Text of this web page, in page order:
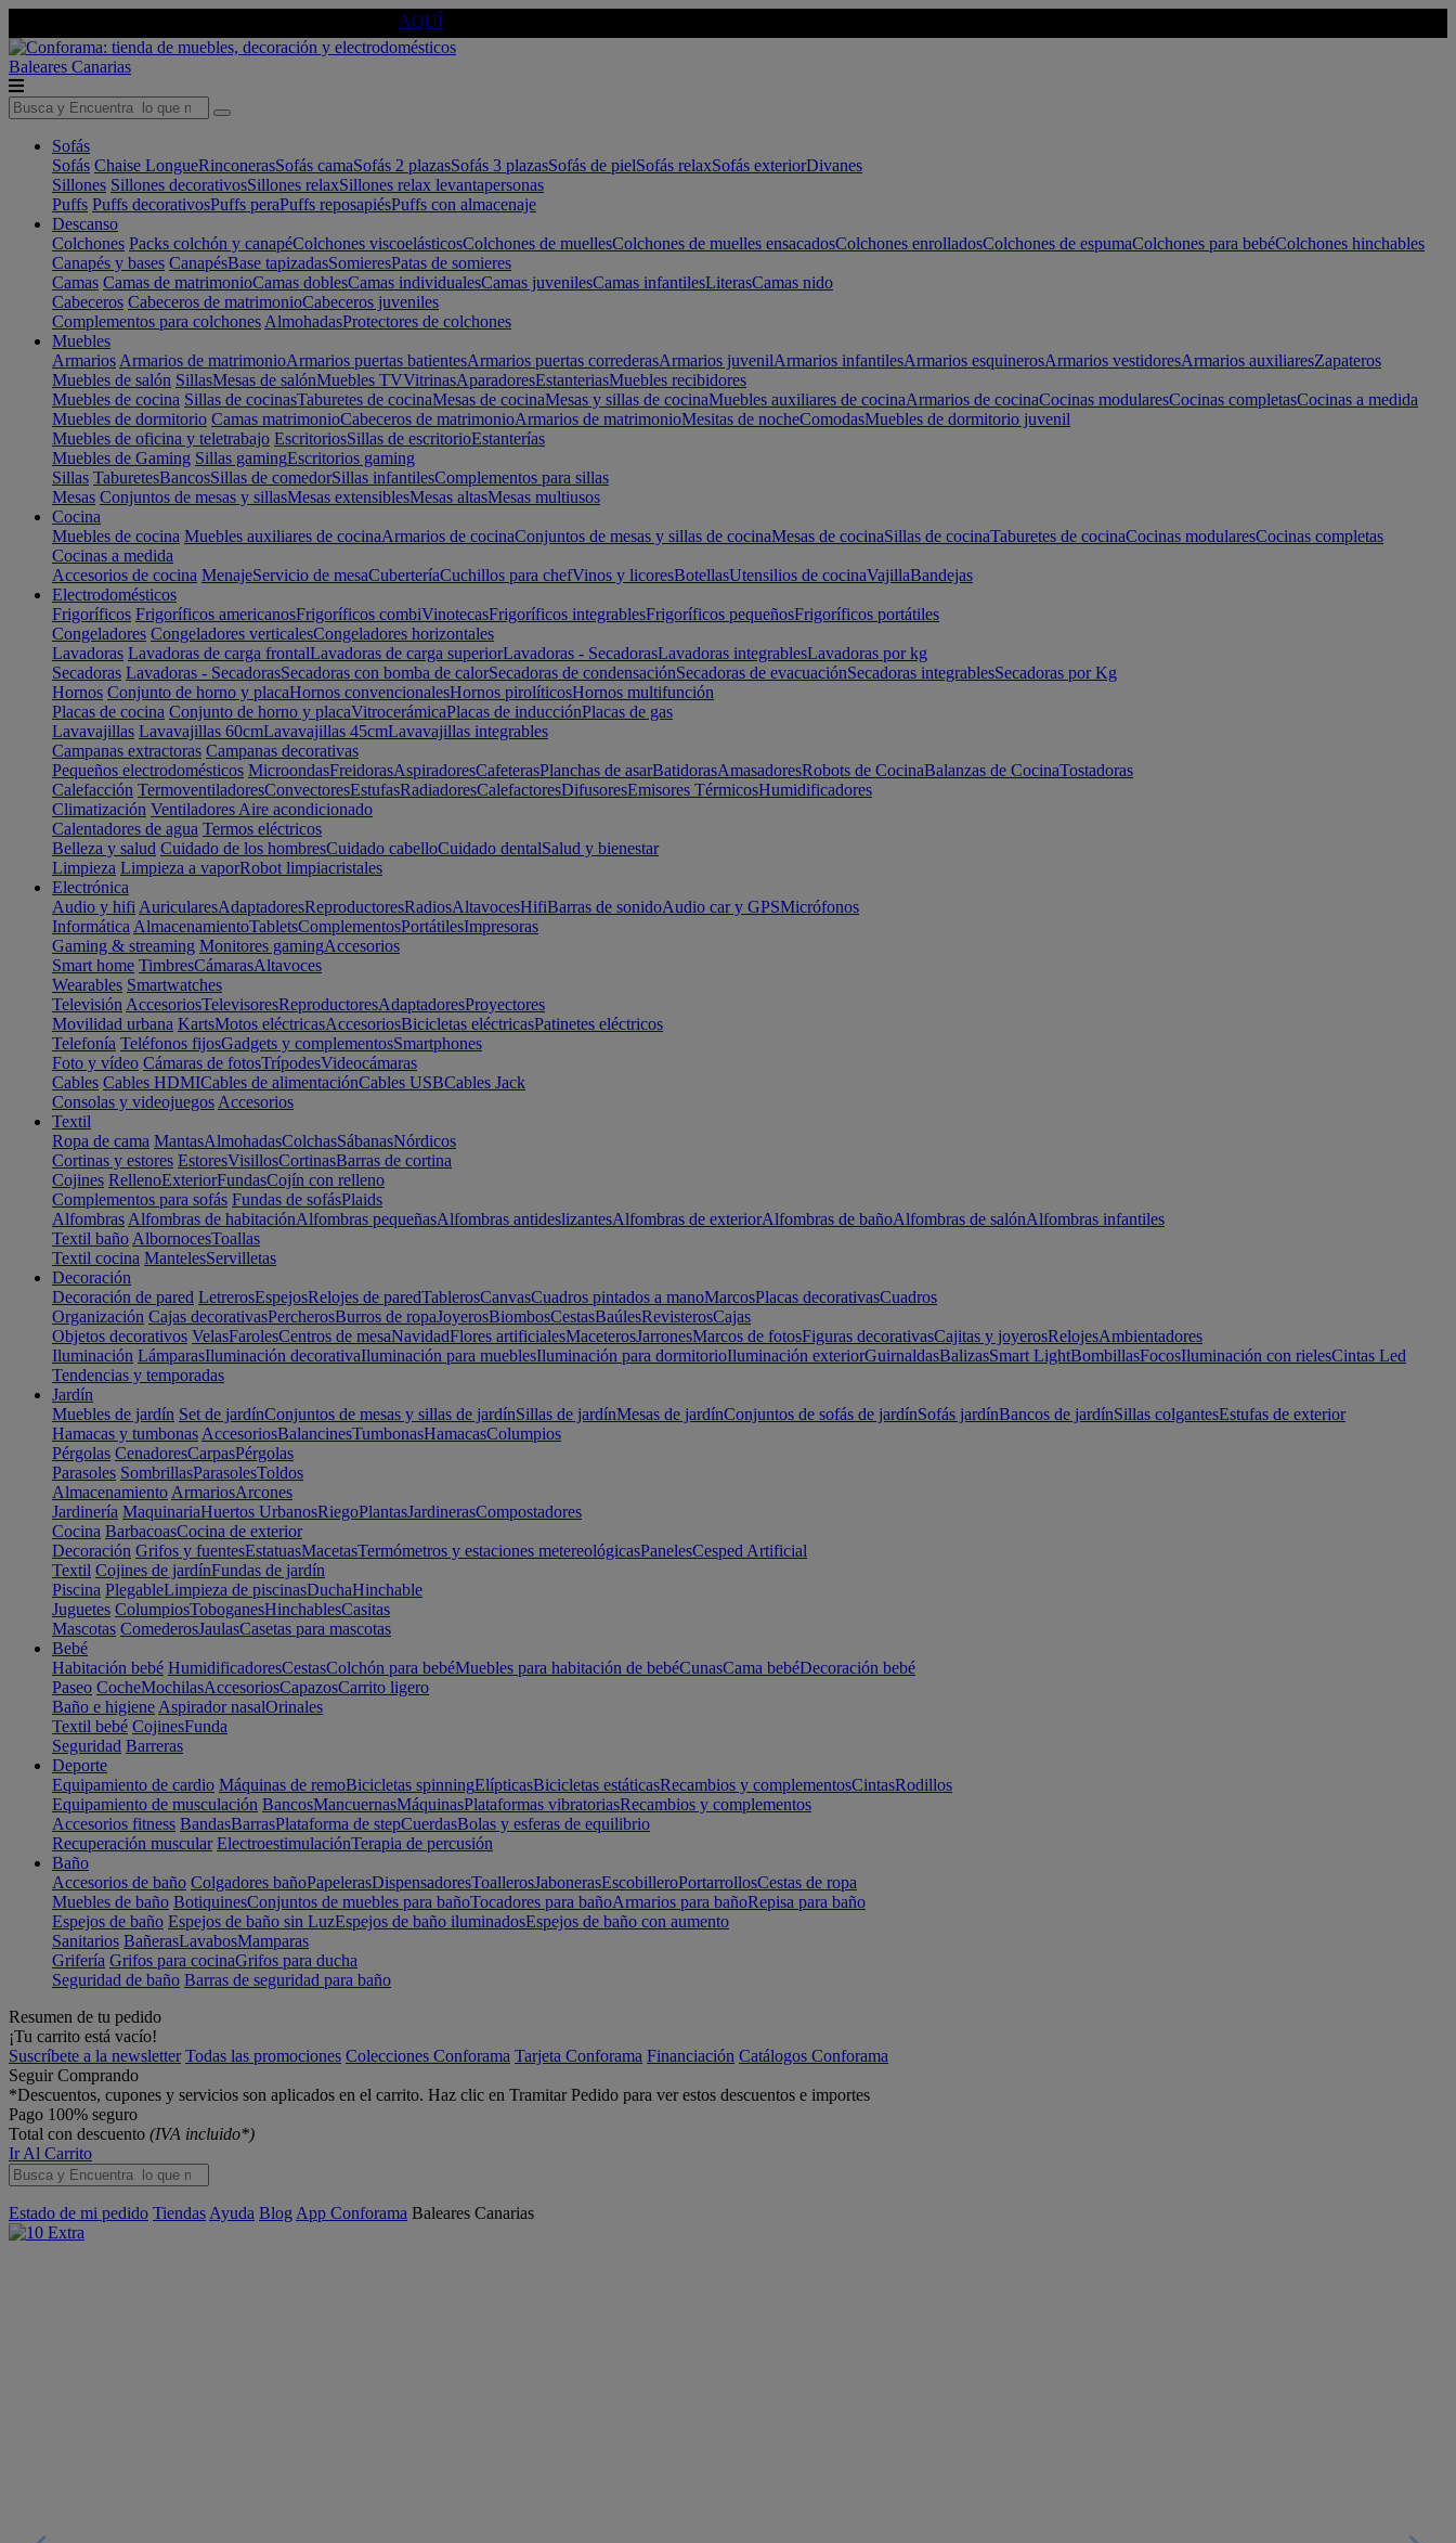
AQUÍ
Baleares Canarias
Sofás
Sofás Chaise LongueRinconerasSofás camaSofás 2 plazasSofás 3 plazasSofás de pielSofás relaxSofás exteriorDivanes
Sillones Sillones decorativosSillones relaxSillones relax levantapersonas
Puffs Puffs decorativosPuffs peraPuffs reposapiésPuffs con almacenaje
Descanso
Colchones Packs colchón y canapéColchones viscoelásticosColchones de muellesColchones de muelles ensacadosColchones enrolladosColchones de espumaColchones para bebéColchones hinchables
Canapés y bases CanapésBase tapizadasSomieresPatas de somieres
Camas Camas de matrimonioCamas doblesCamas individualesCamas juvenilesCamas infantilesLiterasCamas nido
Cabeceros Cabeceros de matrimonioCabeceros juveniles
Complementos para colchones AlmohadasProtectores de colchones
Muebles
Armarios Armarios de matrimonioArmarios puertas batientesArmarios puertas correderasArmarios juvenilArmarios infantilesArmarios esquinerosArmarios vestidoresArmarios auxiliaresZapateros
Muebles de salón SillasMesas de salónMuebles TVVitrinasAparadoresEstanteriasMuebles recibidores
Muebles de cocina Sillas de cocinasTaburetes de cocinaMesas de cocinaMesas y sillas de cocinaMuebles auxiliares de cocinaArmarios de cocinaCocinas modularesCocinas completasCocinas a medida
Muebles de dormitorio Camas matrimonioCabeceros de matrimonioArmarios de matrimonioMesitas de nocheComodasMuebles de dormitorio juvenil
Muebles de oficina y teletrabajo EscritoriosSillas de escritorioEstanterías
Muebles de Gaming Sillas gamingEscritorios gaming
Sillas TaburetesBancosSillas de comedorSillas infantilesComplementos para sillas
Mesas Conjuntos de mesas y sillasMesas extensiblesMesas altasMesas multiusos
Cocina
Muebles de cocina Muebles auxiliares de cocinaArmarios de cocinaConjuntos de mesas y sillas de cocinaMesas de cocinaSillas de cocinaTaburetes de cocinaCocinas modularesCocinas completas
Cocinas a medida
Accesorios de cocina MenajeServicio de mesaCuberteríaCuchillos para chefVinos y licoresBotellasUtensilios de cocinaVajillaBandejas
Electrodomésticos
Frigoríficos Frigoríficos americanosFrigoríficos combiVinotecasFrigoríficos integrablesFrigoríficos pequeñosFrigoríficos portátiles
Congeladores Congeladores verticalesCongeladores horizontales
Lavadoras Lavadoras de carga frontalLavadoras de carga superiorLavadoras - SecadorasLavadoras integrablesLavadoras por kg
Secadoras Lavadoras - SecadorasSecadoras con bomba de calorSecadoras de condensaciónSecadoras de evacuaciónSecadoras integrablesSecadoras por Kg
Hornos Conjunto de horno y placaHornos convencionalesHornos pirolíticosHornos multifunción
Placas de cocina Conjunto de horno y placaVitrocerámicaPlacas de inducciónPlacas de gas
Lavavajillas Lavavajillas 60cmLavavajillas 45cmLavavajillas integrables
Campanas extractoras Campanas decorativas
Pequeños electrodomésticos MicroondasFreidorasAspiradoresCafeterasPlanchas de asarBatidorasAmasadoresRobots de CocinaBalanzas de CocinaTostadoras
Calefacción TermoventiladoresConvectoresEstufasRadiadoresCalefactoresDifusoresEmisores TérmicosHumidificadores
Climatización Ventiladores Aire acondicionado
Calentadores de agua Termos eléctricos
Belleza y salud Cuidado de los hombresCuidado cabelloCuidado dentalSalud y bienestar
Limpieza Limpieza a vaporRobot limpiacristales
Electrónica
Audio y hifi AuricularesAdaptadoresReproductoresRadiosAltavocesHifiBarras de sonidoAudio car y GPSMicrófonos
Informática AlmacenamientoTabletsComplementosPortátilesImpresoras
Gaming & streaming Monitores gamingAccesorios
Smart home TimbresCámarasAltavoces
Wearables Smartwatches
Televisión AccesoriosTelevisoresReproductoresAdaptadoresProyectores
Movilidad urbana KartsMotos eléctricasAccesoriosBicicletas eléctricasPatinetes eléctricos
Telefonía Teléfonos fijosGadgets y complementosSmartphones
Foto y vídeo Cámaras de fotosTrípodesVideocámaras
Cables Cables HDMICables de alimentaciónCables USBCables Jack
Consolas y videojuegos Accesorios
Textil
Ropa de cama MantasAlmohadasColchasSábanasNórdicos
Cortinas y estores EstoresVisillosCortinasBarras de cortina
Cojines RellenoExteriorFundasCojín con relleno
Complementos para sofás Fundas de sofásPlaids
Alfombras Alfombras de habitaciónAlfombras pequeñasAlfombras antideslizantesAlfombras de exteriorAlfombras de bañoAlfombras de salónAlfombras infantiles
Textil baño AlbornocesToallas
Textil cocina MantelesServilletas
Decoración
Decoración de pared LetrerosEspejosRelojes de paredTablerosCanvasCuadros pintados a manoMarcosPlacas decorativasCuadros
Organización Cajas decorativasPercherosBurros de ropaJoyerosBiombosCestasBaúlesRevisterosCajas
Objetos decorativos VelasFarolesCentros de mesaNavidadFlores artificialesMaceterosJarronesMarcos de fotosFiguras decorativasCajitas y joyerosRelojesAmbientadores
Iluminación LámparasIluminación decorativaIluminación para mueblesIluminación para dormitorioIluminación exteriorGuirnaldasBalizasSmart LightBombillasFocosIluminación con rielesCintas Led
Tendencias y temporadas
Jardín
Muebles de jardín Set de jardínConjuntos de mesas y sillas de jardínSillas de jardínMesas de jardínConjuntos de sofás de jardínSofás jardínBancos de jardínSillas colgantesEstufas de exterior
Hamacas y tumbonas AccesoriosBalancinesTumbonasHamacasColumpios
Pérgolas CenadoresCarpasPérgolas
Parasoles SombrillasParasolesToldos
Almacenamiento ArmariosArcones
Jardinería MaquinariaHuertos UrbanosRiegoPlantasJardinerasCompostadores
Cocina BarbacoasCocina de exterior
Decoración Grifos y fuentesEstatuasMacetasTermómetros y estaciones metereológicasPanelesCesped Artificial
Textil Cojines de jardínFundas de jardín
Piscina PlegableLimpieza de piscinasDuchaHinchable
Juguetes ColumpiosToboganesHinchablesCasitas
Mascotas ComederosJaulasCasetas para mascotas
Bebé
Habitación bebé HumidificadoresCestasColchón para bebéMuebles para habitación de bebéCunasCama bebéDecoración bebé
Paseo CocheMochilasAccesoriosCapazosCarrito ligero
Baño e higiene Aspirador nasalOrinales
Textil bebé CojinesFunda
Seguridad Barreras
Deporte
Equipamiento de cardio Máquinas de remoBicicletas spinningElípticasBicicletas estáticasRecambios y complementosCintasRodillos
Equipamiento de musculación BancosMancuernasMáquinasPlataformas vibratoriasRecambios y complementos
Accesorios fitness BandasBarrasPlataforma de stepCuerdasBolas y esferas de equilibrio
Recuperación muscular ElectroestimulaciónTerapia de percusión
Baño
Accesorios de baño Colgadores bañoPapelerasDispensadoresToallerosJabonerasEscobilleroPortarrollosCestas de ropa
Muebles de baño BotiquinesConjuntos de muebles para bañoTocadores para bañoArmarios para bañoRepisa para baño
Espejos de baño Espejos de baño sin LuzEspejos de baño iluminadosEspejos de baño con aumento
Sanitarios BañerasLavabosMamparas
Grifería Grifos para cocinaGrifos para ducha
Seguridad de baño Barras de seguridad para baño
Resumen de tu pedido
¡Tu carrito está vacío!
Suscríbete a la newsletter Todas las promociones Colecciones Conforama Tarjeta Conforama Financiación Catálogos Conforama
Seguir Comprando
*Descuentos, cupones y servicios son aplicados en el carrito. Haz clic en Tramitar Pedido para ver estos descuentos e importes
Pago 100% seguro
Total con descuento (IVA incluido*)
Ir Al Carrito
Estado de mi pedido Tiendas Ayuda Blog App Conforama Baleares Canarias